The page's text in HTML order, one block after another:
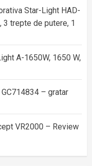
Star-Light HAD-
trepte de putere, 1
A-1650W, 1650 W,
– gratar
VR2000 – Review